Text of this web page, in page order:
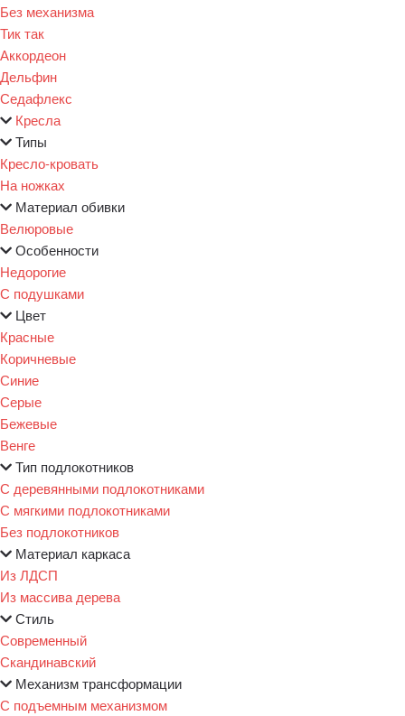
Без механизма
Тик так
Аккордеон
Дельфин
Седафлекс
Кресла
Типы
Кресло-кровать
На ножках
Материал обивки
Велюровые
Особенности
Недорогие
С подушками
Цвет
Красные
Коричневые
Синие
Серые
Бежевые
Венге
Тип подлокотников
С деревянными подлокотниками
С мягкими подлокотниками
Без подлокотников
Материал каркаса
Из ЛДСП
Из массива дерева
Стиль
Современный
Скандинавский
Механизм трансформации
С подъемным механизмом